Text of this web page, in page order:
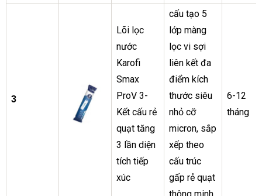
3
Lõi lọc
nước
Karofi
Smax
ProV 3-
Kết cấu rẻ
quạt tăng
3 lần diện
tích tiếp
xúc
cấu tạo 5
lớp màng
lọc vi sợi
liên kết đa
điểm kích
thước siêu
nhỏ cỡ
micron, sắp
xếp theo
cấu trúc
gấp rẻ quạt
6-12
tháng